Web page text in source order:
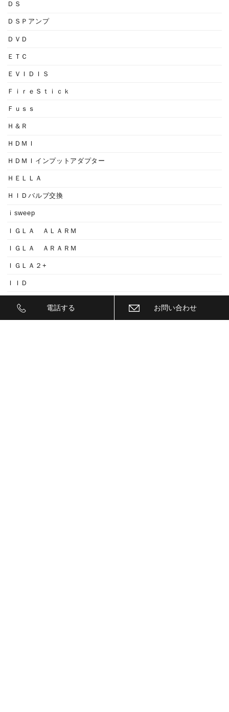
ＤＳ
ＤＳＰアンプ
ＤＶＤ
ＥＴＣ
ＥＶＩＤＩＳ
ＦｉｒｅＳｔｉｃｋ
Ｆｕｓｓ
Ｈ＆Ｒ
ＨＤＭＩ
ＨＤＭＩインプットアダプター
ＨＥＬＬＡ
ＨＩＤバルブ交換
ｉsweep
ＩＧＬＡ ＡＬＡＲＭ
ＩＧＬＡ ＡＲＡＲＭ
ＩＧＬＡ２+
ＩＩＤ
電話する お問い合わせ